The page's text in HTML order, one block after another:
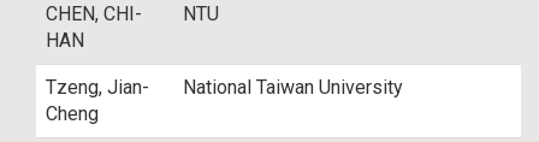
CHEN, CHI-
HAN
NTU
Tzeng, Jian-
Cheng
National Taiwan University